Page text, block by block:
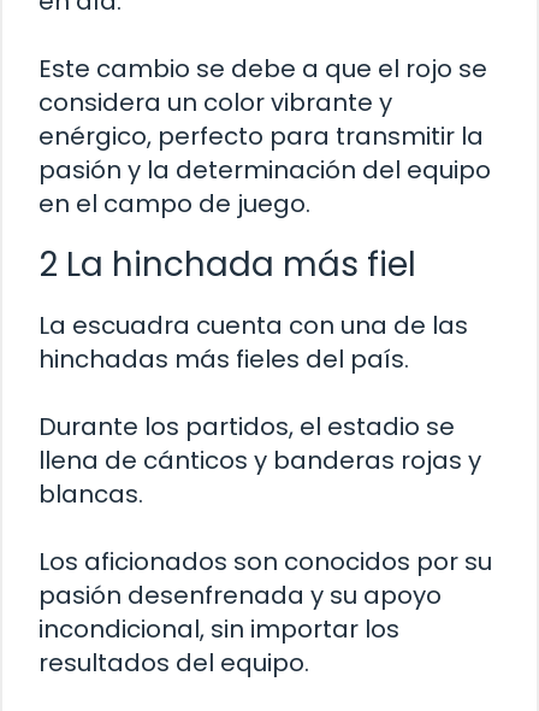
Este cambio se debe a que el rojo se
considera un color vibrante y
enérgico, perfecto para transmitir la
pasión y la determinación del equipo
en el campo de juego.
2 La hinchada más fiel
La escuadra cuenta con una de las
hinchadas más fieles del país.
Durante los partidos, el estadio se
llena de cánticos y banderas rojas y
blancas.
Los aficionados son conocidos por su
pasión desenfrenada y su apoyo
incondicional, sin importar los
resultados del equipo.